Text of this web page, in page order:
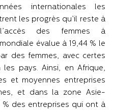
internationales les
les progrès qu’il reste à
des femmes à
évalue à 19,44 % le
des femmes, avec certes
pays. Ainsi, en Afrique,
et moyennes entreprises
et dans la zone Asie-
% des entreprises qui ont à